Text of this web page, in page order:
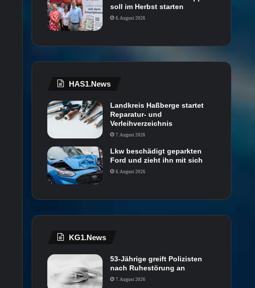
soll im Herbst starten
6. August 2026
HAS1.News
Landkreis Haßberge startet
Reparatur- und
Verleihverzeichnis
7. August 2026
Lkw beschädigt geparkten
Ford und zieht ihn mit sich
6. August 2026
KG1.News
53-Jährige greift Polizisten
nach Ruhestörung an
7. August 2026